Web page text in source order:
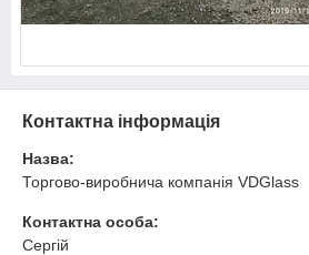
Контактна інформація
Назва:
Торгово-виробнича компанія VDGlass
Контактна особа:
Сергій